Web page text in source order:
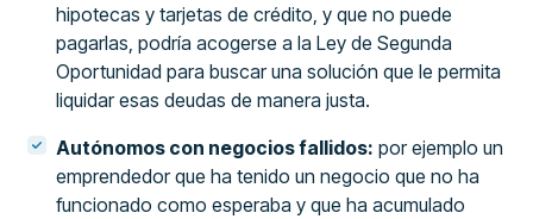
hipotecas y tarjetas de crédito, y que no puede
pagarlas, podría acogerse a la Ley de Segunda
Oportunidad para buscar una solución que le permita
liquidar esas deudas de manera justa.
Autónomos con negocios fallidos: por ejemplo un
emprendedor que ha tenido un negocio que no ha
funcionado como esperaba y que ha acumulado